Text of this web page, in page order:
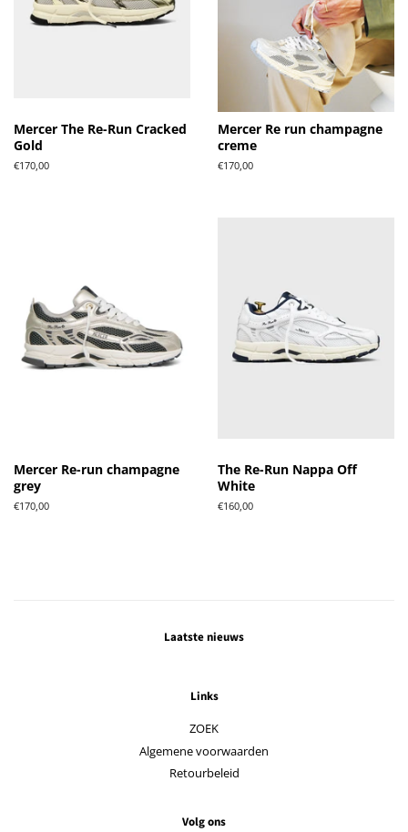
Mercer The Re-Run Cracked
Gold
Normale
€170,00
Mercer Re run champagne
creme
Normale
€170,00
Mercer Re-run champagne
grey
Normale
€170,00
The Re-Run Nappa Off
White
Normale
€160,00
Laatste nieuws
Links
ZOEK
Algemene voorwaarden
Retourbeleid
Volg ons